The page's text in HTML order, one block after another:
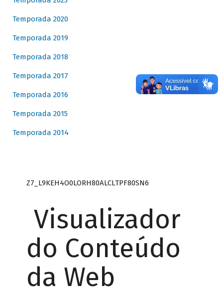
Temporada 2020
Temporada 2019
Temporada 2018
Temporada 2017
Temporada 2016
Temporada 2015
Temporada 2014
Z7_L9KEH4O0LORH80ALCLTPF80SN6
Visualizador
do Conteúdo
da Web